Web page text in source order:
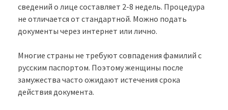
сведений о лице составляет 2-8 недель. Процедура
не отличается от стандартной. Можно подать
документы через интернет или лично.
Многие страны не требуют совпадения фамилий с
русским паспортом. Поэтому женщины после
замужества часто ожидают истечения срока
действия документа.